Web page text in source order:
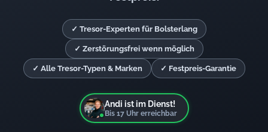
✓ Tresor-Experten für Bolsterlang
✓ Zerstörungsfrei wenn möglich
✓ Alle Tresor-Typen & Marken ✓ Festpreis-Garantie
Andi ist im Dienst!
Bis 17Uhr erreichbar